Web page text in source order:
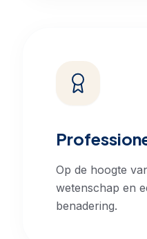
Op de hoogte
wetenschap en
benadering.